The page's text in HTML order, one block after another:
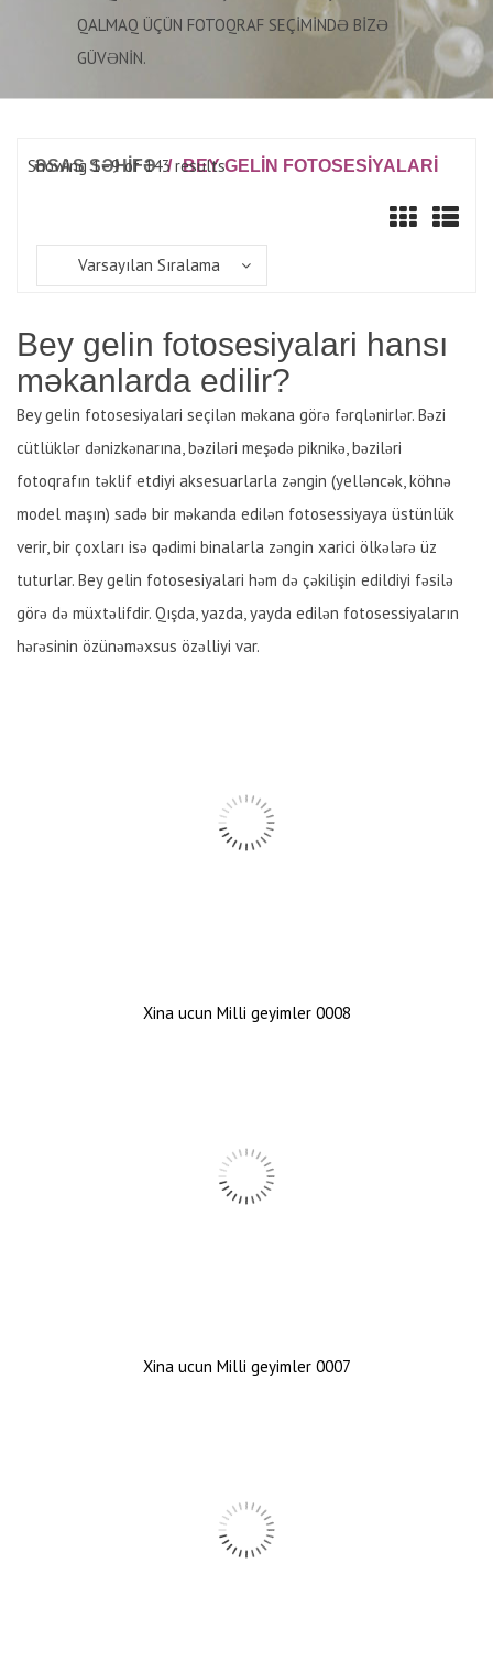
QALMAQ ÜÇÜN FOTOQRAF SEÇIMINDƏ BIZƏ
GÜVƏNIN.
ƏSAS SƏHİFƏ / BEY GELIN FOTOSESIYALARI
Showing 1–9 of 143 results
Varsayılan Sıralama
Bey gelin fotosesiyalari hansı
məkanlarda edilir?
Bey gelin fotosesiyalari seçilən məkana görə fərqlənirlər. Bəzi
cütlüklər dənizkənarına, bəziləri meşədə piknikə, bəziləri
fotoqrafın təklif etdiyi aksesuarlarla zəngin (yelləncək, köhnə
model maşın) sadə bir məkanda edilən fotosessiyaya üstünlük
verir, bir çoxları isə qədimi binalarla zəngin xarici ölkələrə üz
tuturlar. Bey gelin fotosesiyalari həm də çəkilişin edildiyi fəsilə
görə də müxtəlifdir. Qışda, yazda, yayda edilən fotosessiyaların
hərəsinin özünəməxsus özəlliyi var.
Xina ucun Milli geyimler 0008
Xina ucun Milli geyimler 0007